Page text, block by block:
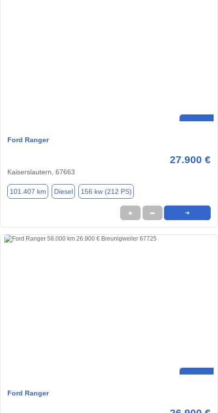
Ford Ranger
27.900 €
Kaiserslautern, 67663
101.407 km Diesel 156 kw (212 PS)
★ ➦ ➜
Ford Ranger